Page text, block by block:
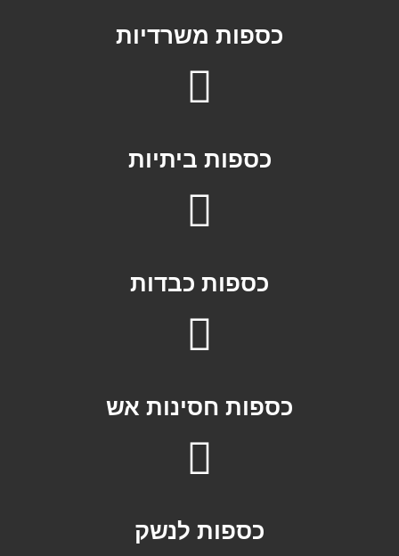
כספות משרדיות
כספות ביתיות
כספות כבדות
כספות חסינות אש
כספות לנשק